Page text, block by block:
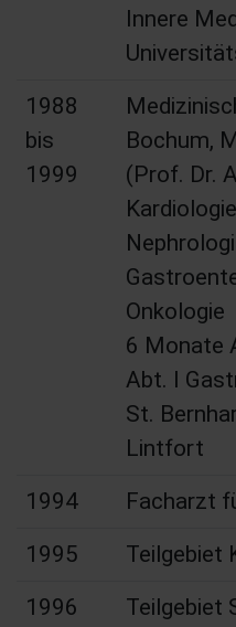
Innere
1988
bis
1999
Bochum,
(Prof. Dr.
Onkologie
6 Monate
Abt. I
St.
Lintfort
1994
Facharzt
1995
Teilgebiet
1996
Teilgebiet